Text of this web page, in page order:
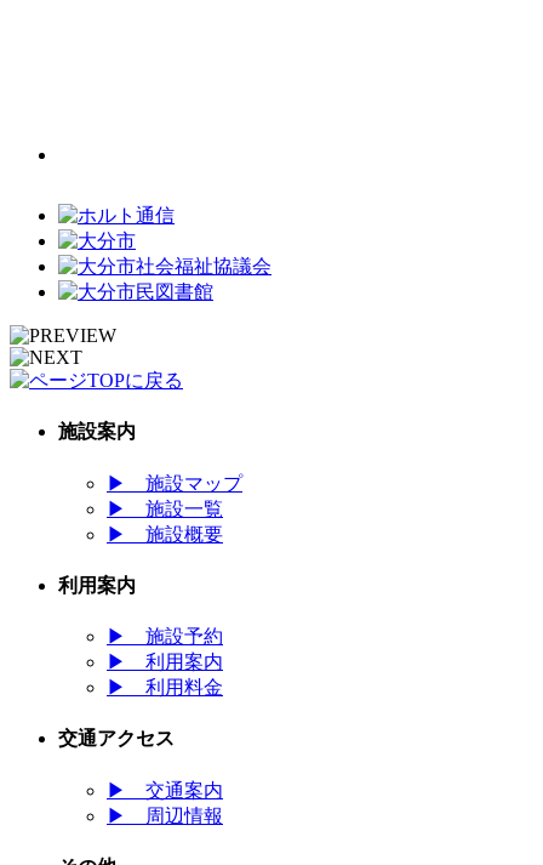
施設案内
▶ 施設マップ
▶ 施設一覧
▶ 施設概要
利用案内
▶ 施設予約
▶ 利用案内
▶ 利用料金
交通アクセス
▶ 交通案内
▶
周辺情報